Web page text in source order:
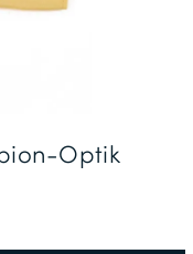
Optik